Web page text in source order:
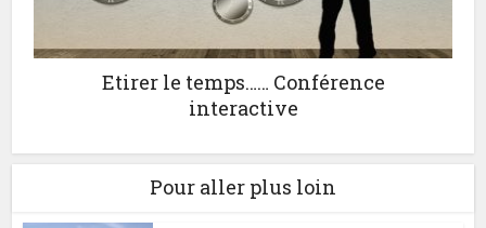
Etirer le temps…… Conférence
interactive
Pour aller plus loin